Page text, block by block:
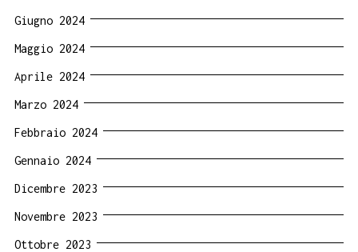
Giugno 2024
Maggio 2024
Aprile 2024
Marzo 2024
Febbraio 2024
Gennaio 2024
Dicembre 2023
Novembre 2023
Ottobre 2023